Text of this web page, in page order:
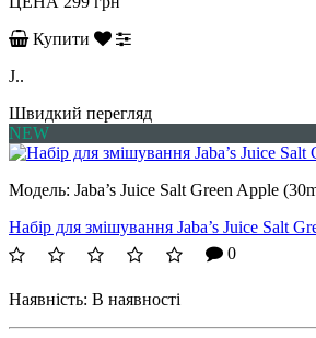
Купити
J..
Швидкий перегляд
NEW
Модель: Jaba’s Juice Salt Green Apple
Набір для змішування Jaba’s Juice Salt
0
Наявність: В наявності